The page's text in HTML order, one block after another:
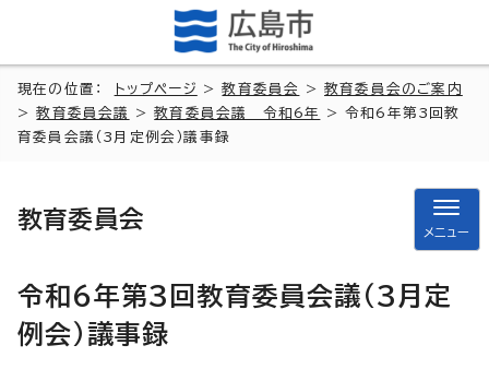
現在の位置： トップページ >教育委員会 >教育委員会のご案内
>教育委員会議 >教育委員会議 令和6年
> 令和6年第3回教
育委員会議（3月定例会）議事録
教育委員会
メニュー
令和6年第3回教育委員会議（3月定
例会）議事録